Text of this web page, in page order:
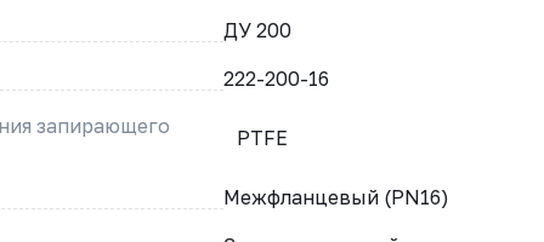
ДУ 200
222-200-16
запирающего
PTFE
Межфланцевый (PN16)